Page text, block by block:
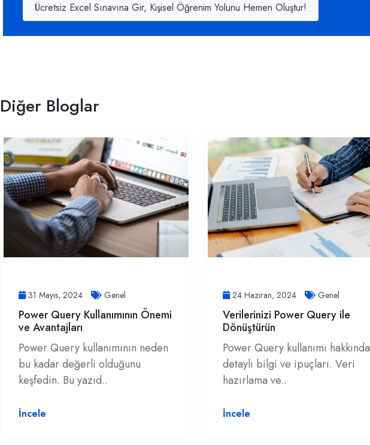
Ücretsiz Excel Sınavına Gir, Kişisel Öğrenim Yolunu Hemen Oluştur!
Diğer Bloglar
31 Mayıs, 2024 Genel
Power Query Kullanımının Önemi
ve Avantajları
Power Query kullanımının neden
bu kadar değerli olduğunu
keşfedin. Bu yazıd..
İncele
24 Haziran, 2024 Genel
Verilerinizi Power Query ile
Dönüştürün
Power Query kullanımı hakkında
detaylı bilgi ve ipuçları. Veri
hazırlama ve..
İncele